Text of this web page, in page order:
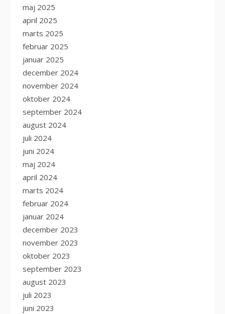
maj 2025
april 2025
marts 2025
februar 2025
januar 2025
december 2024
november 2024
oktober 2024
september 2024
august 2024
juli 2024
juni 2024
maj 2024
april 2024
marts 2024
februar 2024
januar 2024
december 2023
november 2023
oktober 2023
september 2023
august 2023
juli 2023
juni 2023